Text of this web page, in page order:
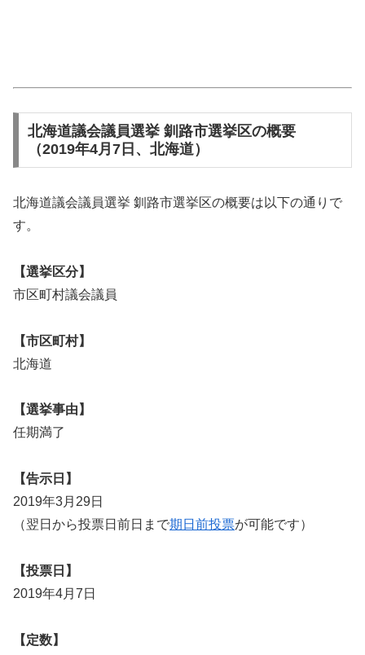
北海道議会議員選挙 釧路市選挙区の概要
（2019年4月7日、北海道）
北海道議会議員選挙 釧路市選挙区の概要は以下の通りで
す。
【選挙区分】
市区町村議会議員
【市区町村】
北海道
【選挙事由】
任期満了
【告示日】
2019年3月29日
（翌日から投票日前日まで期日前投票が可能です）
【投票日】
2019年4月7日
【定数】